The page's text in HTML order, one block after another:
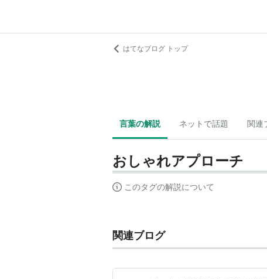
はてなブログ トップ
言葉の解説 ネットで話題 関連
おしゃれアプローチ
このタグの解説について
関連ブログ